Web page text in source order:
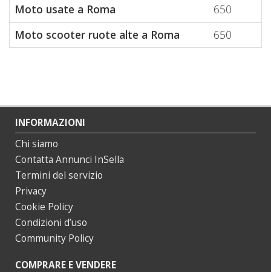
Moto usate a Roma
650
Moto scooter ruote alte a Roma
650
INFORMAZIONI
Chi siamo
Contatta Annunci InSella
Termini del servizio
Privacy
Cookie Policy
Condizioni d’uso
Community Policy
COMPRARE E VENDERE